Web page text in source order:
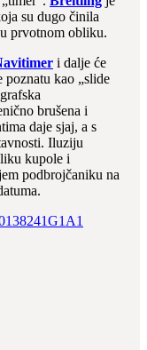
su dugo činila
prvotnom obliku.
i dalje će
poznatu kao „slide
brušena i
daje sjaj, a s
Iluziju
kupole i
podbrojčaniku na